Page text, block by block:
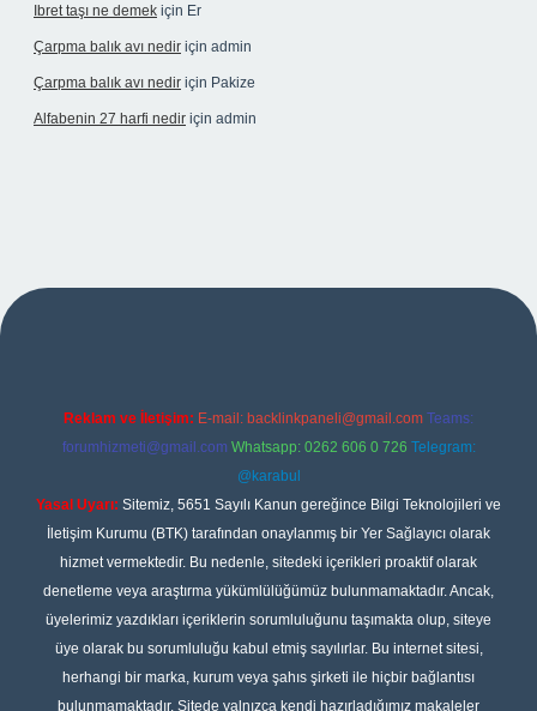
Ibret taşı ne demek için Er
Çarpma balık avı nedir için admin
Çarpma balık avı nedir için Pakize
Alfabenin 27 harfi nedir için admin
Reklam ve İletişim: E-mail: backlinkpaneli@gmail.com Teams:
forumhizmeti@gmail.com Whatsapp: 0262 606 0 726 Telegram:
@karabul
Yasal Uyarı: Sitemiz, 5651 Sayılı Kanun gereğince Bilgi Teknolojileri ve
İletişim Kurumu (BTK) tarafından onaylanmış bir Yer Sağlayıcı olarak
hizmet vermektedir. Bu nedenle, sitedeki içerikleri proaktif olarak
denetleme veya araştırma yükümlülüğümüz bulunmamaktadır. Ancak,
üyelerimiz yazdıkları içeriklerin sorumluluğunu taşımakta olup, siteye
üye olarak bu sorumluluğu kabul etmiş sayılırlar. Bu internet sitesi,
herhangi bir marka, kurum veya şahıs şirketi ile hiçbir bağlantısı
bulunmamaktadır. Sitede yalnızca kendi hazırladığımız makaleler